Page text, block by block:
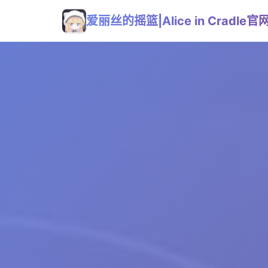
爱丽丝的摇篮|Alice in Cradle官